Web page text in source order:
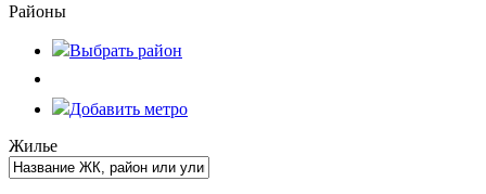
Районы
Выбрать район
Добавить метро
Жилье